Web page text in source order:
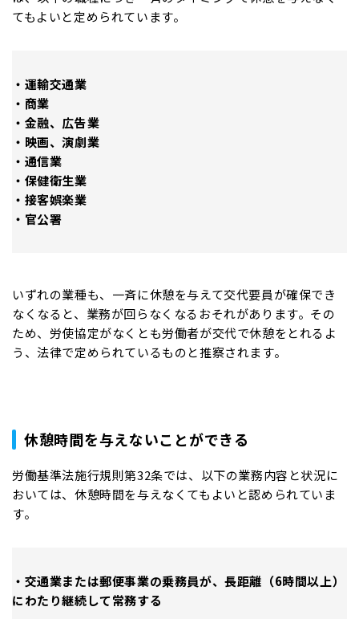
てもよいと定められています。
・運輸交通業
・商業
・金融、広告業
・映画、演劇業
・通信業
・保健衛生業
・接客娯楽業
・官公署
いずれの業種も、一斉に休憩を与えて交代要員が確保でき
なくなると、業務が回らなくなるおそれがあります。その
ため、労使協定がなくとも労働者が交代で休憩をとれるよ
う、法律で定められているものと推察されます。
休憩時間を与えないことができる
労働基準法施行規則第32条では、以下の業務内容と状況に
おいては、休憩時間を与えなくてもよいと認められていま
す。
・交通業または郵便事業の乗務員が、長距離（6時間以上）
にわたり継続して常務する